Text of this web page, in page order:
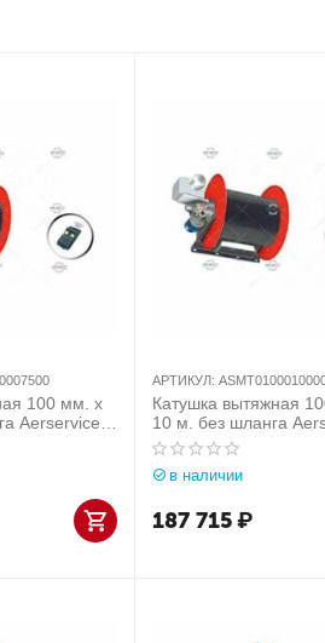
100 мм. х
Aerservice
АРТИКУЛ:
Катушка вытяжная
10 м. без шланга
(Италия) арт.
ASMT0100010000
в наличии
187 715₽